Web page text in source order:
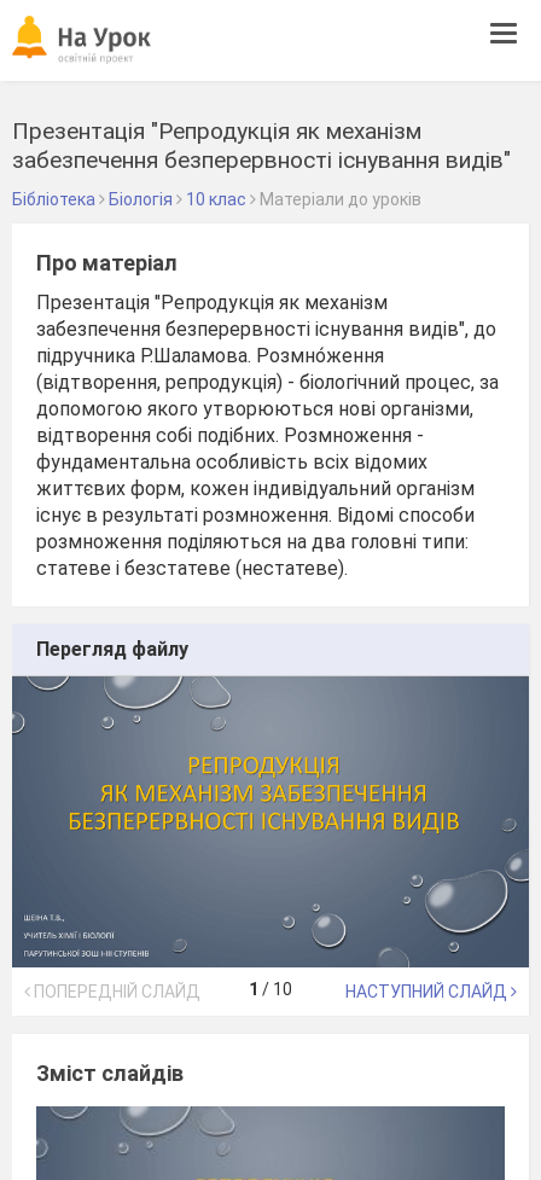
Презентація "Репродукція як механізм
забезпечення безперервності існування видів"
Бібліотека Біологія 10 клас Матеріали до уроків
Про матеріал
Презентація "Репродукція як механізм
забезпечення безперервності існування видів", до
підручника Р.Шаламова. Розмно́ження
(відтворення, репродукція) - біологічний процес, за
допомогою якого утворюються нові організми,
відтворення собі подібних. Розмноження -
фундаментальна особливість всіх відомих
життєвих форм, кожен індивідуальний організм
існує в результаті розмноження. Відомі способи
розмноження поділяються на два головні типи:
статеве і безстатеве (нестатеве).
Перегляд файлу
ПОПЕРЕДНІЙ СЛАЙД 1 / 10 НАСТУПНИЙ СЛАЙД
Зміст слайдів